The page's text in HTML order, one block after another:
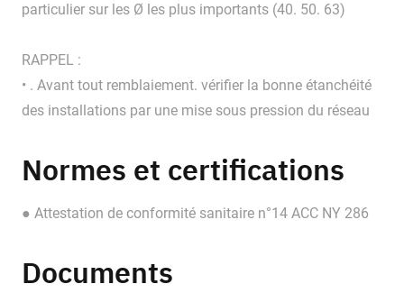
particulier sur les Ø les plus importants (40. 50. 63)
RAPPEL :
• . Avant tout remblaiement. vérifier la bonne étanchéité
des installations par une mise sous pression du réseau
Normes et certifications
● Attestation de conformité sanitaire n°14 ACC NY 286
Documents